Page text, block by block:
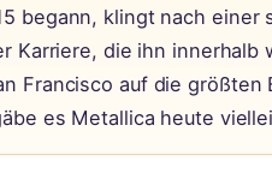
begann, klingt nach
Karriere, die ihn innerhalb
Francisco auf die
es Metallica heute